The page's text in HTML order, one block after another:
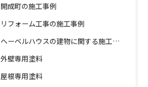
開成町の施工事例
リフォーム工事の施工事例
ヘーベルハウスの建物に関する施工事例
外壁専用塗料
屋根専用塗料